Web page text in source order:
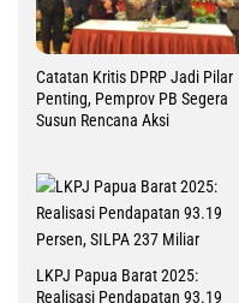
Catatan Kritis DPRP Jadi Pilar
Penting, Pemprov PB Segera
Susun Rencana Aksi
LKPJ Papua Barat 2025:
Realisasi Pendapatan 93.19